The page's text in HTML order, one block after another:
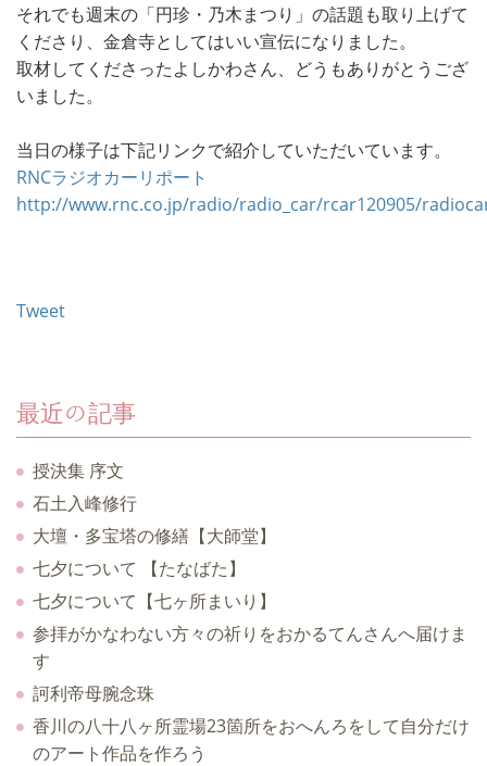
それでも週末の「円珍・乃木まつり」の話題も取り上げて
くださり、金倉寺としてはいい宣伝になりました。
取材してくださったよしかわさん、どうもありがとうござ
いました。
当日の様子は下記リンクで紹介していただいています。
RNCラジオカーリポート
http://www.rnc.co.jp/radio/radio_car/rcar120905/
Tweet
最近の記事
授決集 序文
石土入峰修行
大壇・多宝塔の修繕【大師堂】
七夕について 【たなばた】
七夕について【七ヶ所まいり】
参拝がかなわない方々の祈りをおかるてんさんへ届けま
す
訶利帝母腕念珠
香川の八十八ヶ所霊場23箇所をおへんろをして自分だけ
のアート作品を作ろう